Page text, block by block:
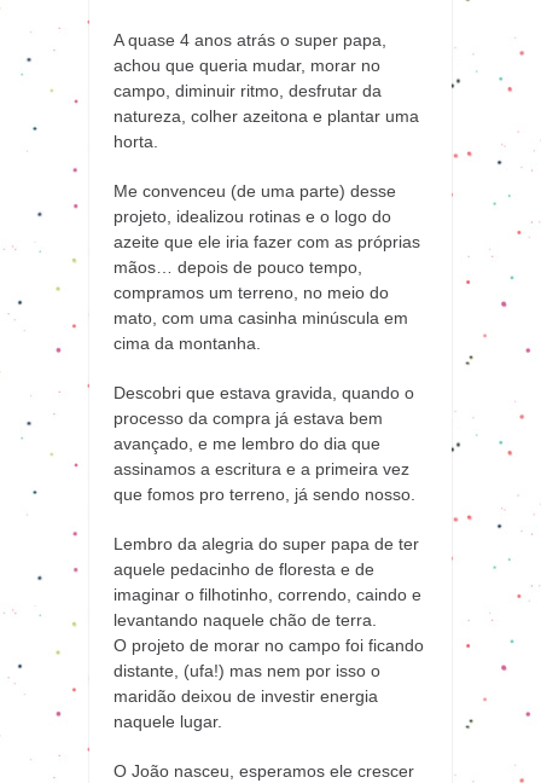
A quase 4 anos atrás o super papa,
achou que queria mudar, morar no
campo, diminuir ritmo, desfrutar da
natureza, colher azeitona e plantar uma
horta.
Me convenceu (de uma parte) desse
projeto, idealizou rotinas e o logo do
azeite que ele iria fazer com as próprias
mãos… depois de pouco tempo,
compramos um terreno, no meio do
mato, com uma casinha minúscula em
cima da montanha.
Descobri que estava gravida, quando o
processo da compra já estava bem
avançado, e me lembro do dia que
assinamos a escritura e a primeira vez
que fomos pro terreno, já sendo nosso.
Lembro da alegria do super papa de ter
aquele pedacinho de floresta e de
imaginar o filhotinho, correndo, caindo e
levantando naquele chão de terra.
O projeto de morar no campo foi ficando
distante, (ufa!) mas nem por isso o
maridão deixou de investir energia
naquele lugar.
O João nasceu, esperamos ele crescer